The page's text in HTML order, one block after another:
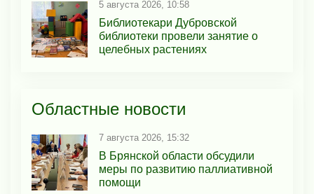
5 августа 2026, 10:58
Библиотекари Дубровской
библиотеки провели занятие о
целебных растениях
Областные новости
7 августа 2026, 15:32
В Брянской области обсудили
меры по развитию паллиативной
помощи